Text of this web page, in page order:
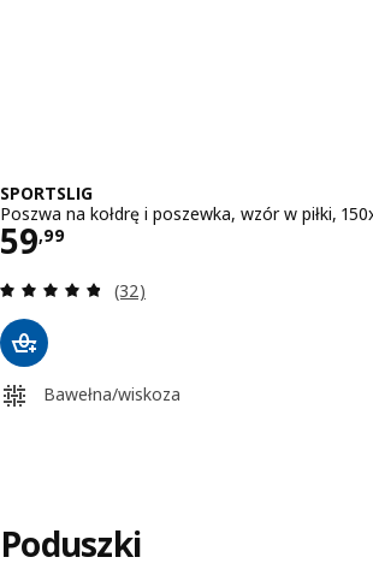
SPORTSLIG
Poszwa na kołdrę i poszewka, wzór w piłki,
59,99
Cena 59,99
Recenzja: 4.8 z 5 gwiazdki.
(32)
Bawełna/wiskoza
Poduszki